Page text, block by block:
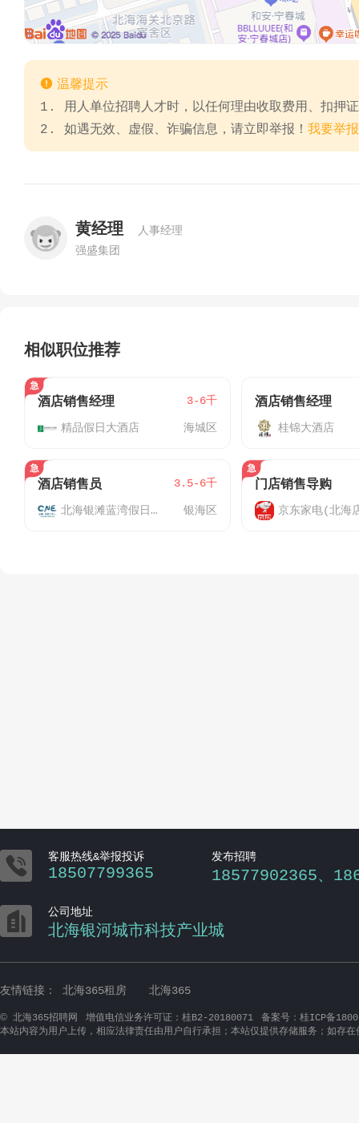
 温馨提示
1. 用人单位招聘人才时，以任何理由收取费用、扣押
2. 如遇无效、虚假、诈骗信息，请立即举报！ 我要举报
黄经理
人事经理
强盛集团
相似职位推荐
酒店销售经理 3-6千
精品假日大酒店 海城区
酒店销售经理
桂锦大酒店
酒店销售员 3.5-6千
北海银滩蓝湾假日酒店 银海区
门店销售导购
京东家电(北海
 客服热线&举报投诉
18507799365
发布招聘
18577902365、
 公司地址
北海银河城市科技产业城
友情链接： 北海365租房 北海365
© 北海365招聘网 增值电信业务许可证：桂B2-20180071
备案号：桂ICP备
本站内容为用户上传，相应法律责任由用户自行承担；本站仅提供存储服务；如存